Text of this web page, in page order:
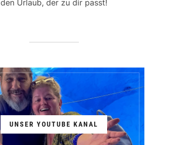
den Urlaub, der zu dir passt!
UNSER YOUTUBE KANAL